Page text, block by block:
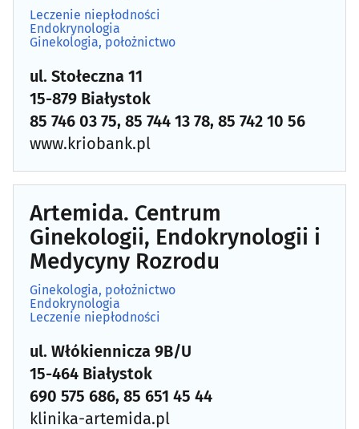
Leczenie niepłodności
Endokrynologia
Ginekologia, położnictwo
ul. Stołeczna 11
15-879 Białystok
85 746 03 75, 85 744 13 78, 85 742 10 56
www.kriobank.pl
Artemida. Centrum
Ginekologii, Endokrynologii i
Medycyny Rozrodu
Ginekologia, położnictwo
Endokrynologia
Leczenie niepłodności
ul. Włókiennicza 9B/U
15-464 Białystok
690 575 686, 85 651 45 44
klinika-artemida.pl